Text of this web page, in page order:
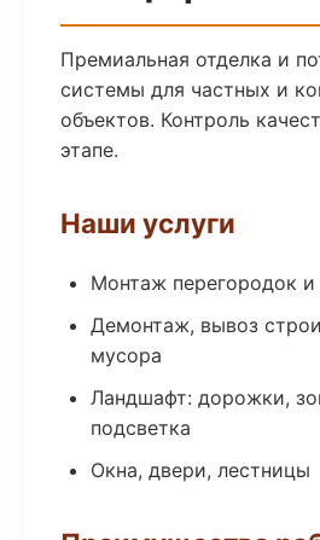
Премиальная отделка и
системы для частных и
объектов. Контроль
этапе.
Наши услуги
Монтаж перегородок и
Демонтаж, вывоз
мусора
Ландшафт: дорожки,
подсветка
Окна, двери, лестницы